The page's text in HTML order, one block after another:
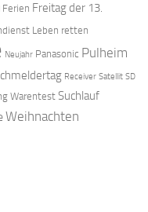
Ferien Freitag der 13.
Leben retten
Neujahr Panasonic Pulheim
Receiver Satellit SD
Warentest Suchlauf
Weihnachten